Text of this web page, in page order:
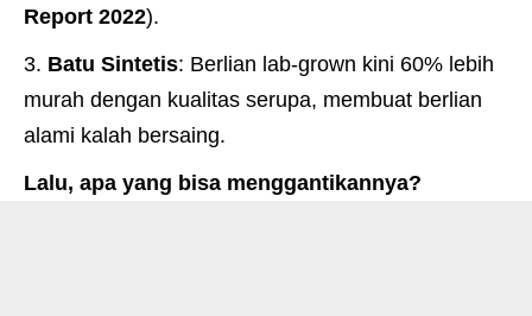
Report 2022).
Batu Sintetis: Berlian lab-grown kini 60% lebih
murah dengan kualitas serupa, membuat berlian
alami kalah bersaing.
Lalu, apa yang bisa menggantikannya?